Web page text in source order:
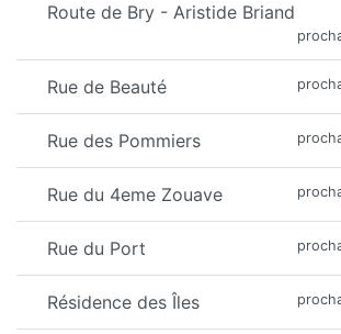
Route de Bry - Aristide Briand
Rue de Beauté
Rue des Pommiers
Rue du 4eme Zouave
Rue du Port
Résidence des Îles